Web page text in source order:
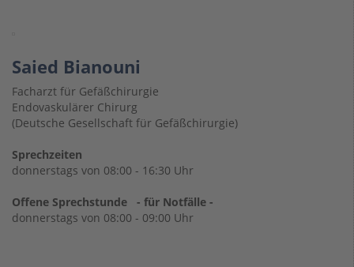
Saied Bianouni
Facharzt für Gefäßchirurgie
Endovaskulärer Chirurg
(Deutsche Gesellschaft für Gefäßchirurgie)
Sprechzeiten
donnerstags von 08:00 - 16:30 Uhr
Offene Sprechstunde - für Notfälle -
donnerstags von 08:00 - 09:00 Uhr